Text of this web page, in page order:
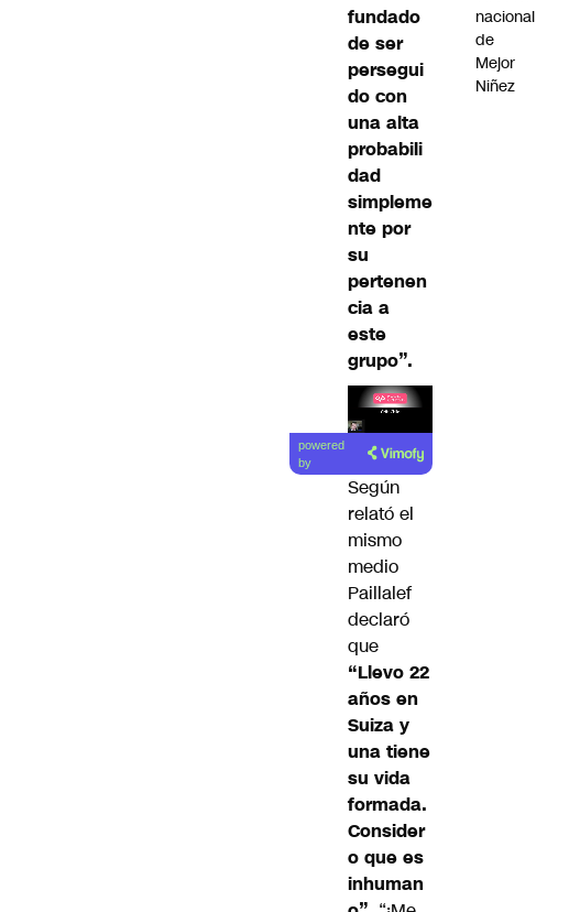
fundado
de ser
persegui
do con
una alta
probabili
dad
simpleme
nte por
su
pertenen
cia a
este
grupo”.
Lea el
artículo
powered
by
Según
relató el
mismo
medio
Paillalef
declaró
que
“Llevo 22
años en
Suiza y
una tiene
su vida
formada.
Consider
o que es
inhuman
nacional
de
Mejor
Niñez